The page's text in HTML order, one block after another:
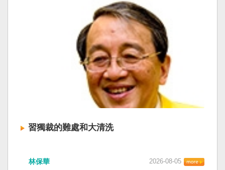
習獨裁的難處和大清洗
林保華 2026-08-05